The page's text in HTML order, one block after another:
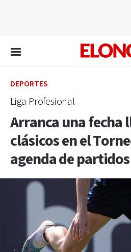
DEPORTES
Liga Profesional
Arranca una fecha
clásicos en el
agenda de partidos